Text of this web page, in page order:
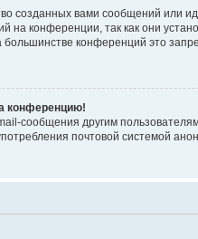
созданных вами сообщений или
конференции, так как они
конференций это
конференцию!
сообщения другим
почтовой системой